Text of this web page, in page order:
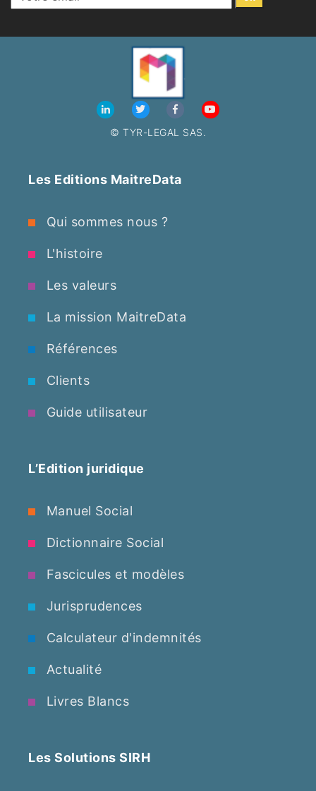
© TYR-LEGAL SAS.
Les Editions MaitreData
Qui sommes nous ?
L'histoire
Les valeurs
La mission MaitreData
Références
Clients
Guide utilisateur
L’Edition juridique
Manuel Social
Dictionnaire Social
Fascicules et modèles
Jurisprudences
Calculateur d'indemnités
Actualité
Livres Blancs
Les Solutions SIRH